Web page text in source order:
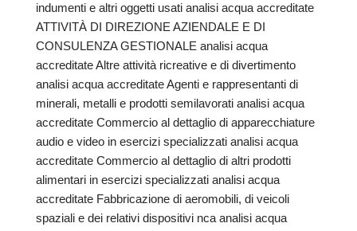
indumenti e altri oggetti usati analisi acqua accreditate
ATTIVITÀ DI DIREZIONE AZIENDALE E DI
CONSULENZA GESTIONALE analisi acqua
accreditate Altre attività ricreative e di divertimento
analisi acqua accreditate Agenti e rappresentanti di
minerali, metalli e prodotti semilavorati analisi acqua
accreditate Commercio al dettaglio di apparecchiature
audio e video in esercizi specializzati analisi acqua
accreditate Commercio al dettaglio di altri prodotti
alimentari in esercizi specializzati analisi acqua
accreditate Fabbricazione di aeromobili, di veicoli
spaziali e dei relativi dispositivi nca analisi acqua